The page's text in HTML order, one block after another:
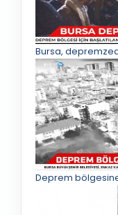
Bursa,
Deprem